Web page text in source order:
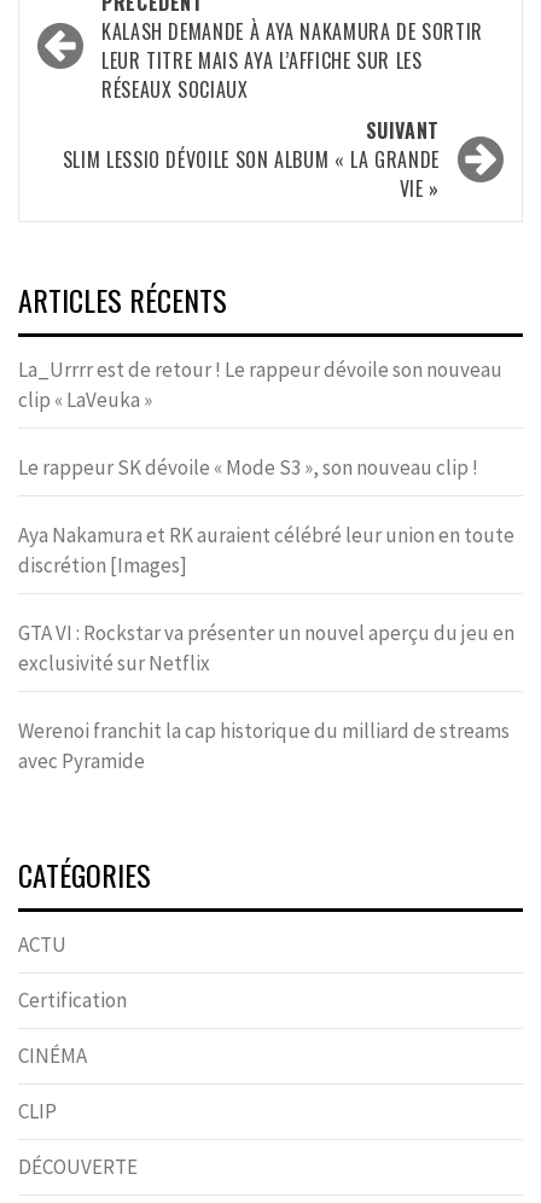
d’articleKALASH DEMANDE À AYA NAKAMURA DE SORTIR
LEUR TITRE MAIS AYA L’AFFICHE SUR LES
RÉSEAUX SOCIAUX
SUIVANT
SLIM LESSIO DÉVOILE SON ALBUM « LA GRANDE
VIE »
ARTICLES RÉCENTS
La_Urrrr est de retour ! Le rappeur dévoile son nouveau
clip « LaVeuka »
Le rappeur SK dévoile « Mode S3 », son nouveau clip !
Aya Nakamura et RK auraient célébré leur union en toute
discrétion [Images]
GTA VI : Rockstar va présenter un nouvel aperçu du jeu en
exclusivité sur Netflix
Werenoi franchit la cap historique du milliard de streams
avec Pyramide
CATÉGORIES
ACTU
Certification
CINÉMA
CLIP
DÉCOUVERTE